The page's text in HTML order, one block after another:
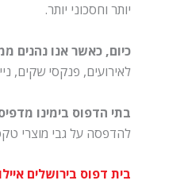
יותר וחסכוני יותר.
כיום, כאשר אנו נהנים
לאירועים, פנקסי שקים,
בתי הדפוס בימינו
להדפסה על גבי מוצרי
בית דפוס בירושלים